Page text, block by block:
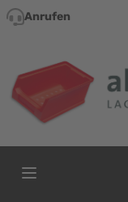
Direkt zum Inhalt
Anrufen